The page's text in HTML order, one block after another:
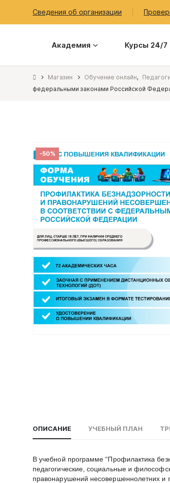
Сведения об организации
Академия Курсы 24/7
Магазин Обучение онлайн,
федеральными законами Российской
-50%
ОПИСАНИЕ УЧЕБНЫЙ ПЛАН
В учебной программе “Профилактика
педагогические, социальные и
правонарушений несовершеннолетних и